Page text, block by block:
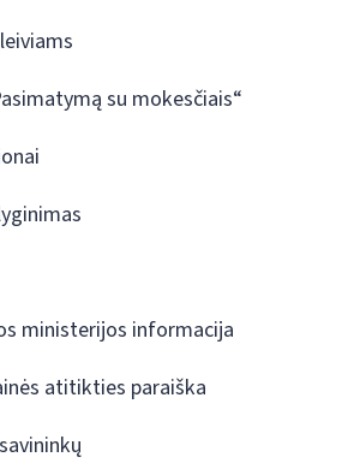
su mokesčiais“
ministerijos informacija
atitikties paraiška